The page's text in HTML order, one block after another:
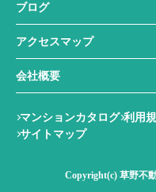
ブログ
アクセスマップ
会社概要
マンションカタログ 利用
サイトマップ
Copyright(c) 草野不